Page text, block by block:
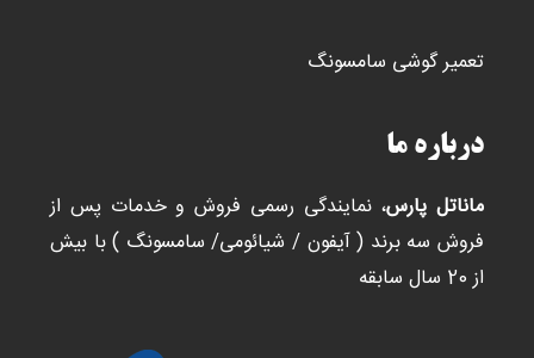
تعمیر گوشی سامسونگ
درباره ما
ماناتل پارس، نمایندگی رسمی فروش و خدمات پس از
فروش سه برند ( آیفون / شیائومی/ سامسونگ ) با بیش
از 20 سال سابقه